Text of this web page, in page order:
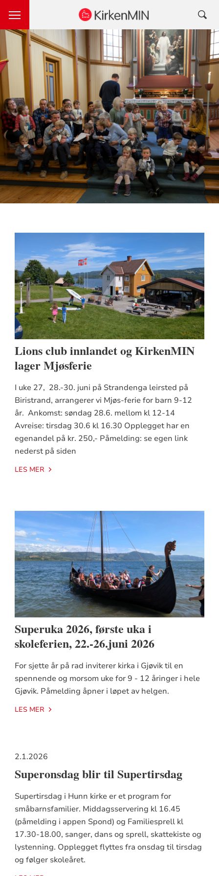
Lions club innlandet og KirkenMIN
lager Mjøsferie
I uke 27, 28.-30. juni på Strandenga leirsted på
Biristrand, arrangerer vi Mjøs-ferie for barn 9-12
år. Ankomst: søndag 28.6. mellom kl 12-14
Avreise: tirsdag 30.6 kl 16.30 Opplegget har en
egenandel på kr. 250,- Påmelding: se egen link
nederst på siden
LES MER
Superuka 2026, første uka i
skoleferien, 22.-26.juni 2026
For sjette år på rad inviterer kirka i Gjøvik til en
spennende og morsom uke for 9 - 12 åringer i hele
Gjøvik. Påmelding åpner i løpet av helgen.
LES MER
2.1.2026
Superonsdag blir til Supertirsdag
Supertirsdag i Hunn kirke er et program for
småbarnsfamilier. Middagsservering kl 16.45
(påmelding i appen Spond) og Familiesprell kl
17.30-18.00, sanger, dans og sprell, skattekiste og
lystenning. Opplegget flyttes fra onsdag til tirsdag
og følger skoleåret.